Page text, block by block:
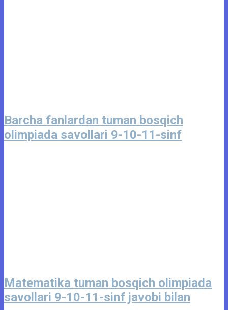
Barcha fanlardan tuman bosqich
olimpiada savollari 9-10-11-sinf
Matematika tuman bosqich olimpiada
savollari 9-10-11-sinf javobi bilan